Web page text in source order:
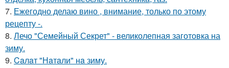
7. Ежегодно делаю вино , внимание, только по этому
рецепту -.
8. Лечо "Семейный Секрет" - великолепная заготовка на
зиму.
9. Caлaт "Нaтaли" нa зиму.